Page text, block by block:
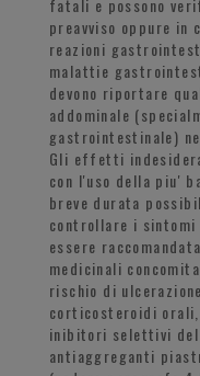
fatali e possono
preavviso oppure in
reazioni
malattie
devono riportare
addominale
gastrointestinale)
Gli effetti
con l'uso della piu'
breve durata
controllare i sintomi
essere
medicinali
rischio di
corticosteroidi
inibitori selettivi del
antiaggreganti